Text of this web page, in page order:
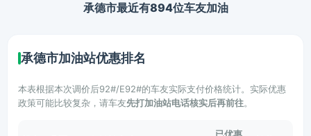
承德市最近有894位车友加油
承德市加油站优惠排名
本表根据本次调价后92#/E92#的车友实际支付价格统计。实际优惠
政策可能比较复杂，请车友先打加油站电话核实后再前往。